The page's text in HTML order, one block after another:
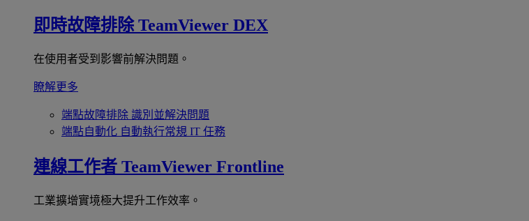
即時故障排除 TeamViewer DEX
在使用者受到影響前解決問題。
瞭解更多
端點故障排除 識別並解決問題
端點自動化 自動執行常規 IT 任務
連線工作者 TeamViewer Frontline
工業擴增實境極大提升工作效率。